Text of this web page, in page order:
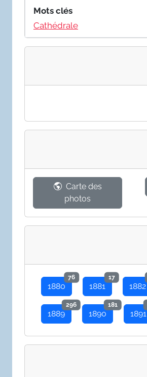
Mots clés
Cathédrale
Carte des
photos
1880
76
1881
17
1882
1889
296
1890
181
1891